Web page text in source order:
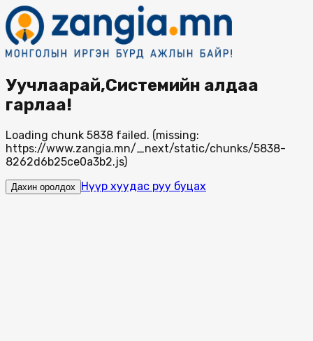
Уучлаарай,Системийн алдаа
гарлаа!
Loading chunk 5838 failed. (missing:
https://www.zangia.mn/_next/static/chunks/5838-
8262d6b25ce0a3b2.js)
Дахин оролдох Нүүр хуудас руу буцах